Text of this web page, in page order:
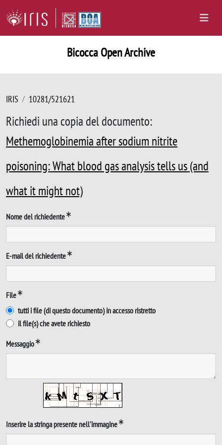
Bicocca Open Archive
IRIS 10281/521621
Richiedi una copia del documento:
Methemoglobinemia after sodium nitrite
poisoning: What blood gas analysis tells us (and
what it might not)
Nome del richiedente
E-mail del richiedente
File
tutti i file (di questo documento) in accesso ristretto
il file(s) che avete richiesto
Messaggio
Inserire la stringa presente nell'immagine